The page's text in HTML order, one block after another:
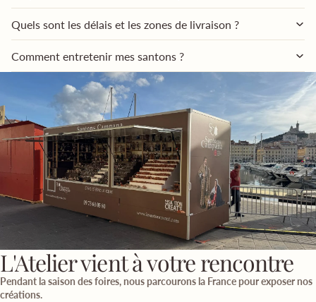
Quels sont les délais et les zones de livraison ?
Comment entretenir mes santons ?
L'Atelier vient à votre rencontre
Pendant la saison des foires, nous parcourons la France pour exposer nos
créations.